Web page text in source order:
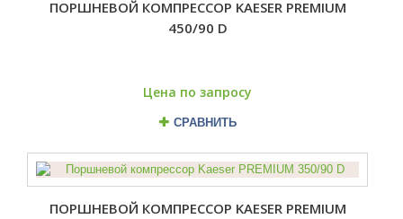
ПОРШНЕВОЙ КОМПРЕССОР KAESER PREMIUM
450/90 D
Цена по запросу
СРАВНИТЬ
ПОРШНЕВОЙ КОМПРЕССОР KAESER PREMIUM